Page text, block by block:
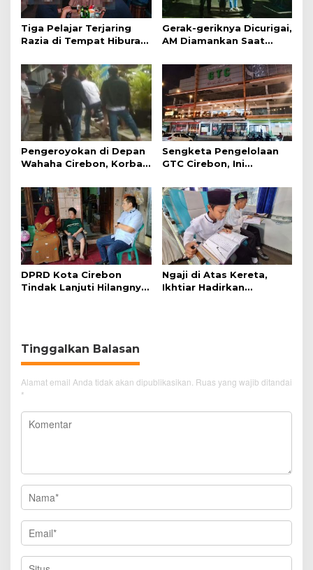
Tiga Pelajar Terjaring
Razia di Tempat Hiburan
Gerak-geriknya Dicurigai,
AM Diamankan Saat
Pengeroyokan di Depan
Wahaha Cirebon, Korban
Polisi
Sengketa Pengelolaan
GTC Cirebon, Ini
Simanjuntak
DPRD Kota Cirebon
Tindak Lanjuti Hilangnya
Ngaji di Atas Kereta,
Ikhtiar Hadirkan
Tinggalkan Balasan
Alamat email Anda tidak akan dipublikasikan. Ruas yang wajib ditandai
*